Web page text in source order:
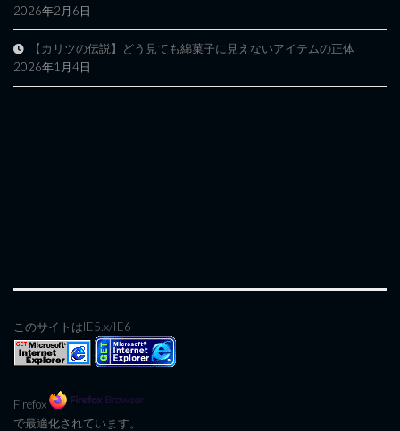
2026年2月6日
【カリツの伝説】どう見ても綿菓子に見えないアイテムの正体
2026年1月4日
このサイトはIE5.x/IE6
Firefox
で最適化されています。